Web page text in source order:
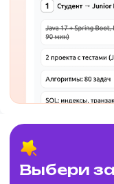
Выбери